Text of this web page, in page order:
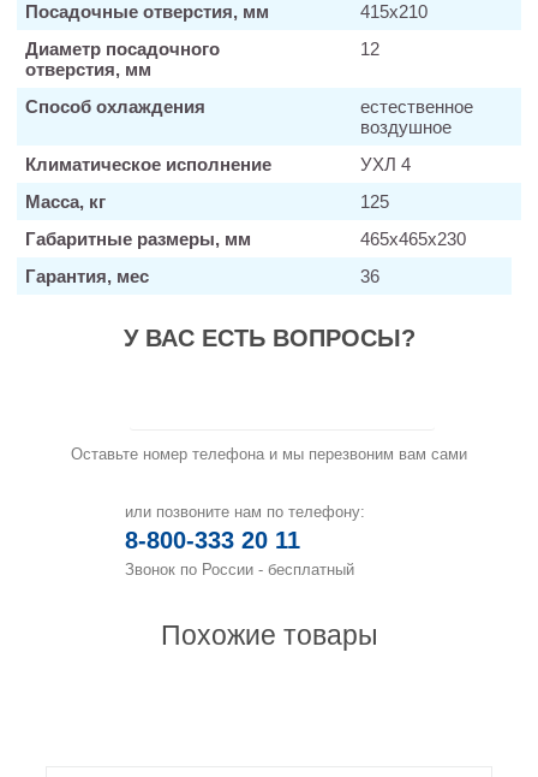
Посадочные отверстия, мм
415х210
Диаметр посадочного
отверстия, мм
12
Способ охлаждения
естественное
воздушное
Климатическое исполнение
УХЛ 4
Масса, кг
125
Габаритные размеры, мм
465х465х230
Гарантия, мес
36
У ВАС ЕСТЬ ВОПРОСЫ?
Оставьте номер телефона и мы перезвоним вам сами
или позвоните нам по телефону:
8-800-333 20 11
Звонок по России - бесплатный
Похожие товары